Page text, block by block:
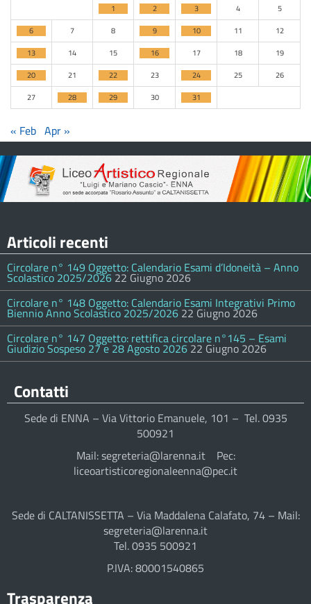
1 2 3 4
5
6
7 8 9 10 11
12
13
14 15 16 17 18
19
20
21 22 23 24 25
26
27
28 29 30 31
« Feb Apr »
Articoli recenti
Circolare n° 149 Oggetto: Calendario Esami d’Idoneità – Anno
Scolastico 2025/2026 22 Giugno 2026
Circolare n° 148 Oggetto: Calendario Esami Integrativi Primo
Biennio Anno Scolastico 2025/2026 22 Giugno 2026
Circolare n° 147 Oggetto: rettifica circolare n°145 – Esami
Giudizio Sospeso 27 e 28 Agosto 2026 22 Giugno 2026
Contatti
Sede di ENNA – Via Vittorio Emanuele, 101 – Tel. 0935
500921
Mail: segreteria@larenna.it Pec:
liceoartisticoregionaleenna@pec.it
Sede di CALTANISSETTA – Via Maddalena Calafato, 74 – Mail:
segreteria@larenna.it
Tel. 0935 500921
P.IVA: 80001540865
Trasparenza